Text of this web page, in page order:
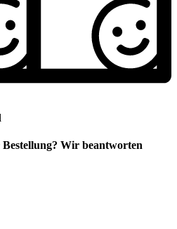
Wir beantworten